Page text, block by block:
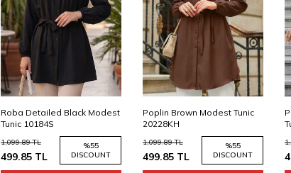
Poplin Brown Modest Tunic
20228KH
1,099.89TL
499.85 TL
%55
DISCOUNT
Poplin Burgundy Modest
Tunic 20228BR
1,099.89TL
499.85 TL
%55
DISCOUNT